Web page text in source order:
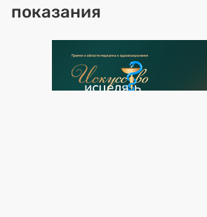
BORЩ
Искусство исцелять
показания